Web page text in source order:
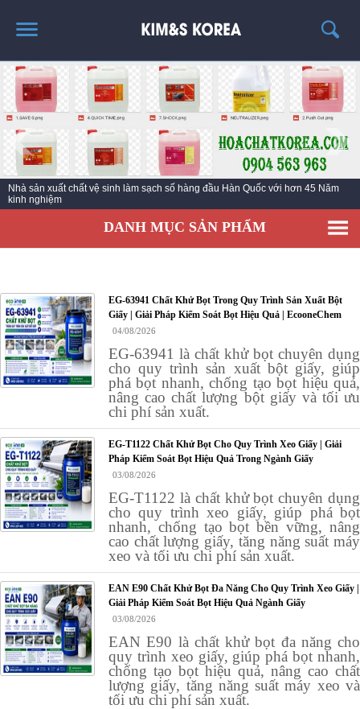
TRANG CHỦ
THÔNG TIN SẢN PHẨM
TIN TỨC
LIÊN HỆ
EC KY NƯỚC TẨY RỬA CÔNG NGHIỆP ECO ONE
Nhà sản xuất chất vệ sinh làm sạch số hàng đầu Hàn Quốc với hơn 45 Năm
kinh nghiệm
DANH MỤC SẢN PHẨM
EG-63941 Chất Khử Bọt Trong Quy Trình Sản Xuất Bột
Giấy | Giải Pháp Kiểm Soát Bọt Hiệu Quả | EcooneChem
04/08/2026
EG-63941 là chất khử bọt chuyên dụng
cho quy trình sản xuất bột giấy, giúp
phá bọt nhanh, chống tạo bọt hiệu quả,
nâng cao chất lượng bột giấy và tối ưu
chi phí sản xuất.
EG-T1122 Chất Khử Bọt Cho Quy Trình Xeo Giấy | Giải
Pháp Kiểm Soát Bọt Hiệu Quả Trong Ngành Giấy
03/08/2026
EG-T1122 là chất khử bọt chuyên dụng
cho quy trình xeo giấy, giúp phá bọt
nhanh, chống tạo bọt bền vững, nâng
cao chất lượng giấy, tăng năng suất máy
xeo và tối ưu chi phí sản xuất.
EAN E90 Chất Khử Bọt Đa Năng Cho Quy Trình Xeo Giấy |
Giải Pháp Kiểm Soát Bọt Hiệu Quả Ngành Giấy
03/08/2026
EAN E90 là chất khử bọt đa năng cho
quy trình xeo giấy, giúp phá bọt nhanh,
chống tạo bọt hiệu quả, nâng cao chất
lượng giấy, tăng năng suất máy xeo và
tối ưu chi phí sản xuất.